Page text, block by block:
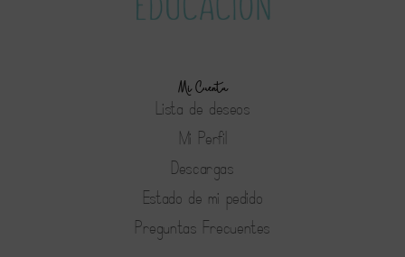
Mi Cuenta
Lista de deseos
Mi Perfil
Descargas
Estado de mi pedido
Preguntas Frecuentes